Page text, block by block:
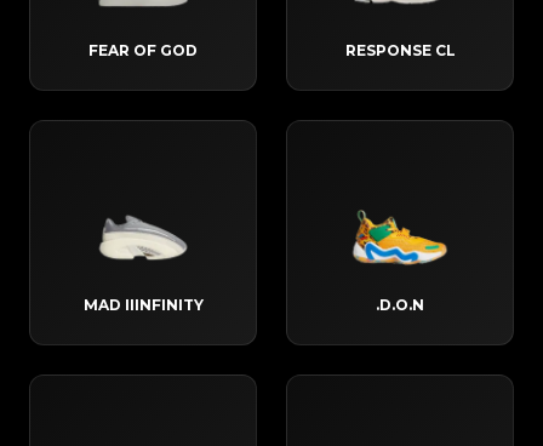
RESPONSE CL
FEAR OF GOD
D.O.N.
MAD IIINFINITY